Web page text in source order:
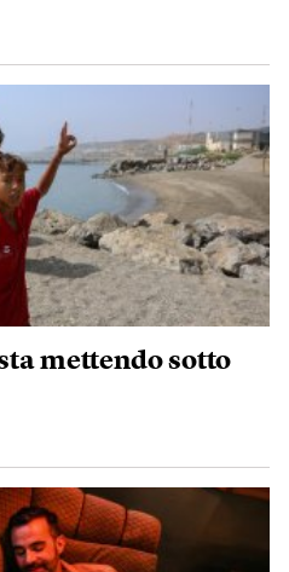
mettendo sotto